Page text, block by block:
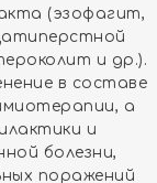
(эзофагит,
и др.).
в составе
а
и
болезни,
поражений